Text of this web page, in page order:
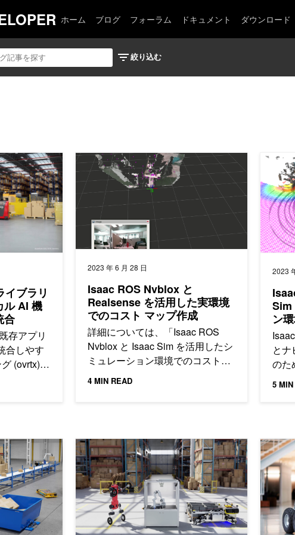
ホーム ブログ フォーラム ドキュメント ダウンロード
ブラリ
ル AI 機
合
存アプリ
合しやす
(ovrtx)、
、
を活用した、フィジカル AI 機能の既存アプリへの統合
2023 年 6 月 28 日
Isaac ROS Nvblox と
Realsense を活用した実環境
でのコスト マップ作成
詳細については、「Isaac ROS
Nvblox と Isaac Sim を活用したシ
ミュレーション環境でのコスト…
4 MIN READ
Isaac ROS Nvblox と Realsense を活用した実環境で
2023
Sim
ン
と
のた
れて
5
Isaac
ンテリジェント ロボットの未来のための高度なシミュレーターとし
Isaac Sim で AI ロボットの開発、テスト、トレーニン
ROS、